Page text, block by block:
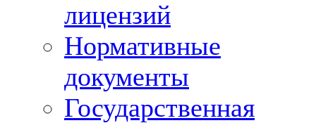
лицензий
Нормативные
документы
Государственная